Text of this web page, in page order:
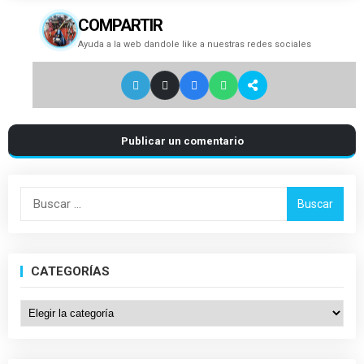
COMPARTIR
Ayuda a la web dandole like a nuestras redes sociales
Publicar un comentario
Buscar:
CATEGORÍAS
Categorías